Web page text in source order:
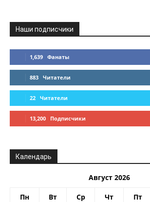
Наши подписчики
1,639 Фанаты
883 Читатели
22 Читатели
13,200 Подписчики
Календарь
Август 2026
Пн Вт Ср Чт Пт